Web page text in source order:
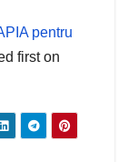
pentru
first on